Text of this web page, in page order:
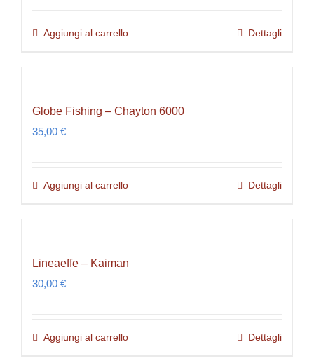
Aggiungi al carrello Dettagli
Globe Fishing – Chayton 6000
35,00 €
Aggiungi al carrello Dettagli
Lineaeffe – Kaiman
30,00 €
Aggiungi al carrello Dettagli